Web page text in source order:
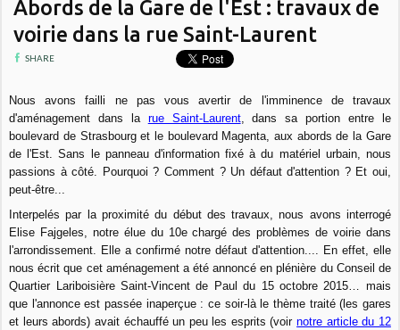
Abords de la Gare de l'Est : travaux de
voirie dans la rue Saint-Laurent
SHARE
Nous avons failli ne pas vous avertir de l'imminence de travaux
d'aménagement dans la rue Saint-Laurent, dans sa portion entre le
boulevard de Strasbourg et le boulevard Magenta, aux abords de la Gare
de l'Est. Sans le panneau d'information fixé à du matériel urbain, nous
passions à côté. Pourquoi ? Comment ? Un défaut d'attention ? Et oui,
peut-être...
Interpelés par la proximité du début des travaux, nous avons interrogé
Elise Fajgeles, notre élue du 10e chargé des problèmes de voirie dans
l'arrondissement. Elle a confirmé notre défaut d'attention.... En effet, elle
nous écrit que cet aménagement a été annoncé en plénière du Conseil de
Quartier Lariboisière Saint-Vincent de Paul du 15 octobre 2015… mais
que l'annonce est passée inaperçue : ce soir-là le thème traité (les gares
et leurs abords) avait échauffé un peu les esprits (voirnotre article du 12